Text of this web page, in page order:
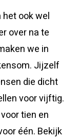
het ook wel
over na te
we in
Jijzelf
die dicht
voor vijftig.
tien en
één. Bekijk